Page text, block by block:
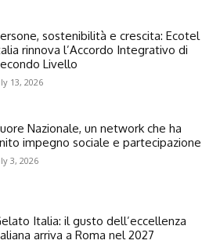
sostenibilità e crescita: Ecotel
rinnova l’Accordo Integrativo di
Livello
13, 2026
Nazionale, un network che ha
impegno sociale e partecipazione
3, 2026
Italia: il gusto dell’eccellenza
arriva a Roma nel 2027